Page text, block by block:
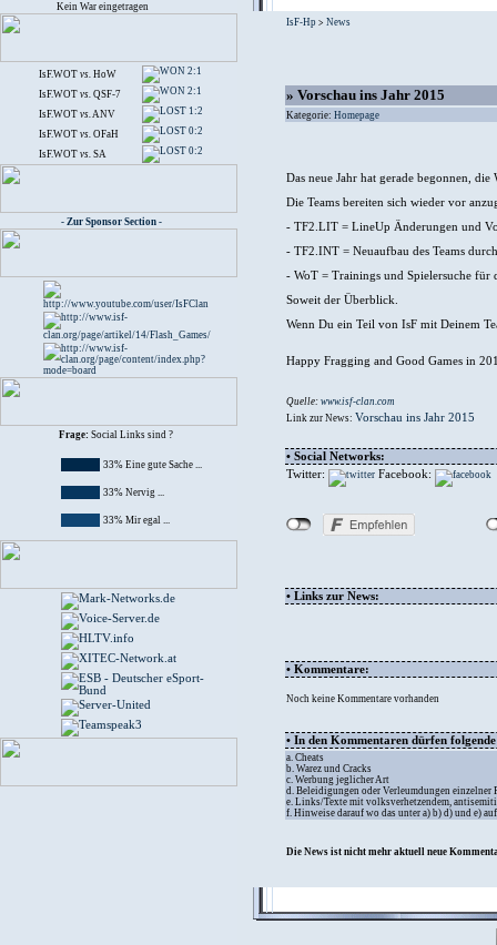
Kein War eingetragen
IsF.WOT vs. HoW 2:1
IsF.WOT vs. QSF-7 2:1
IsF.WOT vs.ANV 1:2
IsF.WOT vs. OFaH 0:2
IsF.WOT vs. SA 0:2
- Zur Sponsor Section -
Frage: Social Links sind ?
33% Eine gute Sache ...
33% Nervig ...
33% Mir egal ...
IsF-Hp > News
» Vorschau ins Jahr 2015
Kategorie: Homepage
Das neue Jahr hat gerade begonnen,
Die Teams bereiten sich wieder vor
- TF2.LIT = LineUp Änderungen und
- TF2.INT = Neuaufbau des Teams
- WoT = Trainings und Spielersuche für
Soweit der Überblick.
Wenn Du ein Teil von IsF mit Deinem
Happy Fragging and Good Games in
Quelle: www.isf-clan.com
Link zur News: Vorschau ins Jahr 2015
• Social Networks:
Twitter:
Facebook:
• Links zur News:
• Kommentare:
Noch keine Kommentare vorhanden
• In den Kommentaren dürfen
a. Cheats
b. Warez und Cracks
c. Werbung jeglicher Art
d. Beleidigungen oder Verleumdungen einzelner
e. Links/Texte mit volksverhetzendem,
f. Hinweise darauf wo das unter a) b) d) und e)
Die News ist nicht mehr aktuell neue